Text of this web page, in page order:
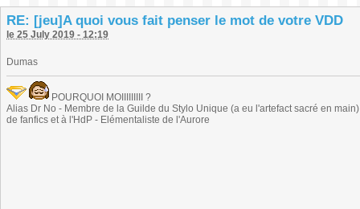
RE: [jeu]A quoi vous fait penser le mot de votre VDD
le 25 July 2019 - 12:19
Dumas
POURQUOI MOIIIIIIIII ?
Alias Dr No - Membre de la Guilde du Stylo Unique (a eu l'artefact sacré en
de fanfics et à l'HdP - Elémentaliste de l'Aurore